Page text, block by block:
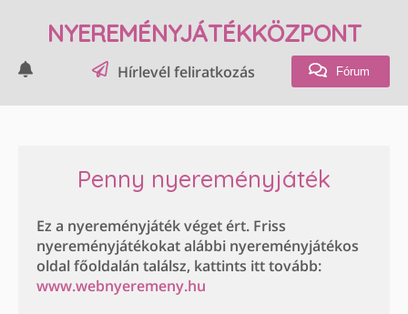
NYEREMÉNYJÁTÉKKÖZPONT
Hírlevél feliratkozás Fórum
Penny nyereményjáték
Ez a nyereményjáték véget ért. Friss
nyereményjátékokat alábbi nyereményjátékos
oldal főoldalán találsz, kattints itt tovább:
www.webnyeremeny.hu